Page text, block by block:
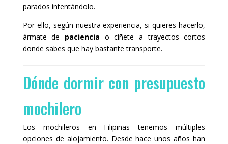
parados intentándolo.
Por ello, según nuestra experiencia, si quieres hacerlo,
ármate de paciencia o cíñete a trayectos cortos
donde sabes que hay bastante transporte.
Dónde dormir con presupuesto
mochilero
Los mochileros en Filipinas tenemos múltiples
opciones de alojamiento. Desde hace unos años han